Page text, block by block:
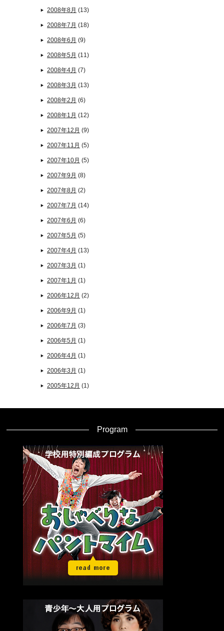
2008年8月 (13)
2008年7月 (18)
2008年6月 (9)
2008年5月 (11)
2008年4月 (7)
2008年3月 (13)
2008年2月 (6)
2008年1月 (12)
2007年12月 (9)
2007年11月 (5)
2007年10月 (5)
2007年9月 (8)
2007年8月 (2)
2007年7月 (14)
2007年6月 (6)
2007年5月 (5)
2007年4月 (13)
2007年3月 (1)
2007年1月 (1)
2006年12月 (2)
2006年9月 (1)
2006年7月 (3)
2006年5月 (1)
2006年4月 (1)
2006年3月 (1)
2005年12月 (1)
Program